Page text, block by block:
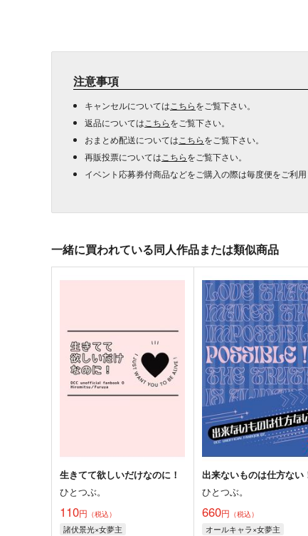
注意事項
キャンセルについては こちらをご覧下さい。
返品については こちらをご覧下さい。
おまとめ配送については こちらをご覧下さい。
再販投票については こちらをご覧下さい。
イベント応募券付商品などをご購入の際は毎度便をご利
一緒に買われている同人作品または類似商品
生きてて欲しいだけなのに！
ひとつぶ。
110円 （税込）
諸伏景光×女夢主
出来ないものは仕方ない
ひとつぶ。
660円 （税込）
オールキャラ×女夢主